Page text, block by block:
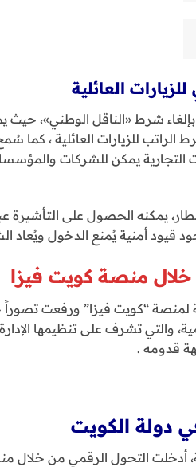
العائلية
شرط «الناقل الوطني»، حيث
الراتب للزيارات العائلية ، كما
التجارية يمكن للشركات
يمكنه الحصول على التأشيرة
قيود أمنية يُمنع الدخول
خلال منصة كويت فيزا
لمنصة “كويت فيزا” ورفعت
والتي تشرف على تنظيمها
قدومه .
دولة الكويت
أدخلت التحول الرقمي من خلال